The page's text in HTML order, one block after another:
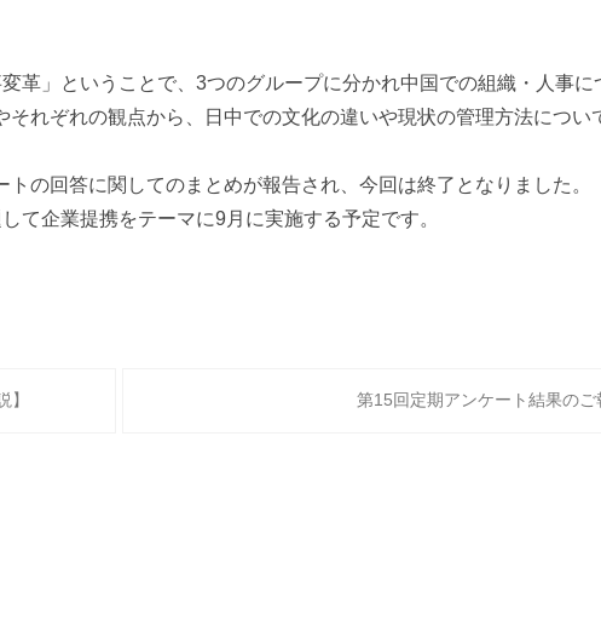
革」ということで、3つのグループに分かれ中国での組織・人事に
れぞれの観点から、日中での文化の違いや現状の管理方法につい
の回答に関してのまとめが報告され、今回は終了となりました。
て企業提携をテーマに9月に実施する予定です。
第15回定期アンケート結果のご